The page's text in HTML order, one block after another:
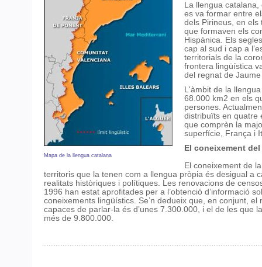
Mapa de la llengua catalana
La llengua
es va formar entre
dels Pirineus, en els
que formaven els
Hispànica. Els
cap al sud i cap a
territorials de la
frontera lingüística
del regnat de
L'àmbit de la
68.000 km2 en els
persones.
distribuïts en quatre
que comprèn la
superfície, França i
El coneixement
El coneixement de
territoris que la tenen com a llengua pròpia és desigual a
realitats històriques i polítiques. Les renovacions de
1996 han estat aprofitades per a l’obtenció d’informació
coneixements lingüístics. Se’n dedueix que, en conjunt, el
capaces de parlar-la és d’unes 7.300.000, i el de les que
més de 9.800.000.